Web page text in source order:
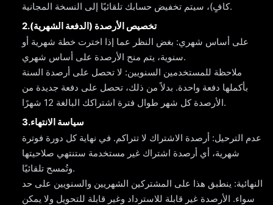
كافٍ)، سيتم تخفيض حسابك تلقائيًا إلى النسخة المجانية.
2.تخصيص الأرصدة (الدفعة الشهرية)
على أساس شهري: بغض النظر عما إذا اخترت خطة شهرية أو
سنوية، يتم منح الأرصدة على أساس شهري.
ملاحظة للمستخدمين السنويين: لا تحصل على أرصدة السنة
بأكملها دفعة واحدة. بدلاً من ذلك، تحصل على دفعة جديدة من
الأرصدة كل شهر طوال فترة اشتراكك البالغة 12 شهرًا.
3.سياسة الانتهاء
عدم الترحيل: أرصدة الاشتراك لا تتراكم. في نهاية كل دورة فوترة
شهرية، أي أرصدة اشتراك غير مستخدمة ستنتهي صلاحيتها
وتُمسح تلقائيًا.
النهائية: ينطبق هذا على المشتركين الشهريين والسنويين على حد
سواء. الأرصدة غير قابلة للاسترداد وغير قابلة للتحويل ولا يمكن